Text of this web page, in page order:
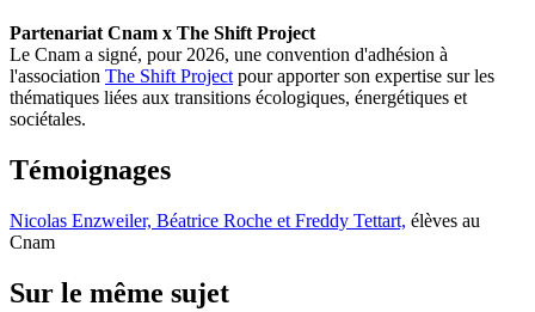
Partenariat Cnam x The Shift Project
Le Cnam a signé, pour 2026, une convention d'adhésion à
l'association The Shift Project pour apporter son expertise sur les
thématiques liées aux transitions écologiques, énergétiques et
sociétales.
Témoignages
Nicolas Enzweiler, Béatrice Roche et Freddy Tettart, élèves au
Cnam
Sur le même sujet